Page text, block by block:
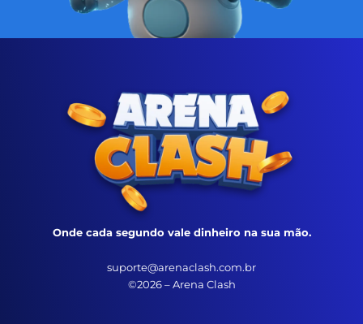
Onde cada segundo vale dinheiro na sua mão.
suporte@arenaclash.com.br
©2026 – Arena Clash